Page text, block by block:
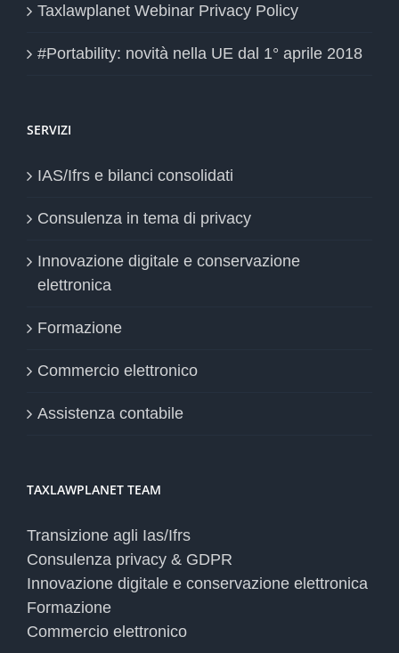
Taxlawplanet Webinar Privacy Policy
#Portability: novità nella UE dal 1° aprile 2018
SERVIZI
IAS/Ifrs e bilanci consolidati
Consulenza in tema di privacy
Innovazione digitale e conservazione
elettronica
Formazione
Commercio elettronico
Assistenza contabile
TAXLAWPLANET TEAM
Transizione agli Ias/Ifrs
Consulenza privacy & GDPR
Innovazione digitale e conservazione elettronica
Formazione
Commercio elettronico